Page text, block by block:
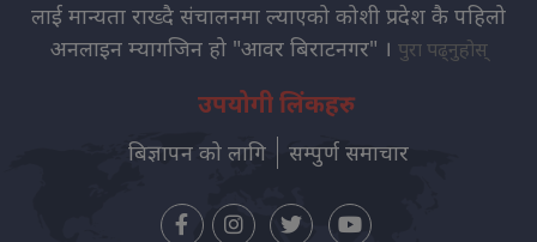
लाई मान्यता राख्दै संचालनमा ल्याएको कोशी प्रदेश कै पहिलो
अनलाइन म्यागजिन हो "आवर बिराटनगर" । पुरा पढ्नुहोस्
उपयोगी लिंकहरु
बिज्ञापन को लागि सम्पुर्ण समाचार